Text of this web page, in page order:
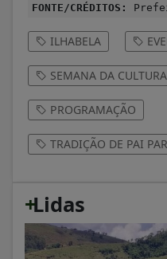
FONTE/CRÉDITOS:
ILHABELA
SEMANA DA
PROGRAMAÇÃO
TRADIÇÃO DE PAI
+
Lidas